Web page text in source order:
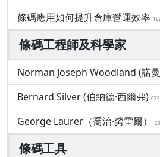
條碼應用如何提升倉庫營運效率
條碼工程師及科學家
Norman Joseph Woodland (諾曼
Bernard Silver (伯納德·西爾弗) 679
George Laurer（喬治·勞雷爾）
條碼工具